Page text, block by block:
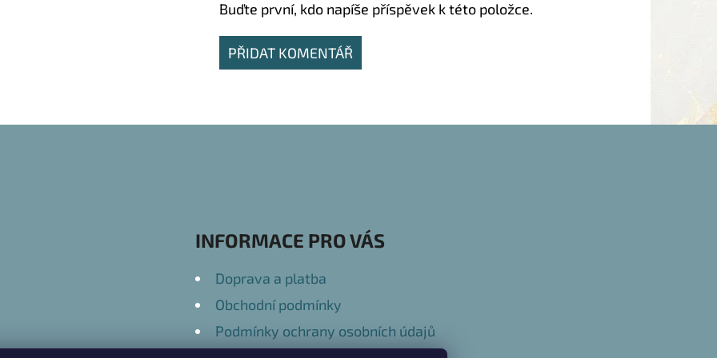
Buďte první, kdo napíše příspěvek k této položce.
PŘIDAT KOMENTÁŘ
INFORMACE PRO VÁS
Doprava a platba
Obchodní podmínky
Podmínky ochrany osobních údajů